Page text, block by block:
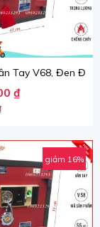
95kg.
Tay V68, Đen Đỏ,
4.500.000 ₫.
₫
là: 3.850.000 ₫.
giảm 16%